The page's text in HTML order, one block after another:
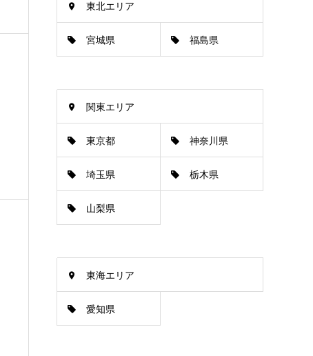
東北エリア
宮城県 福島県
関東エリア
東京都 神奈川県
埼玉県 栃木県
山梨県
東海エリア
愛知県